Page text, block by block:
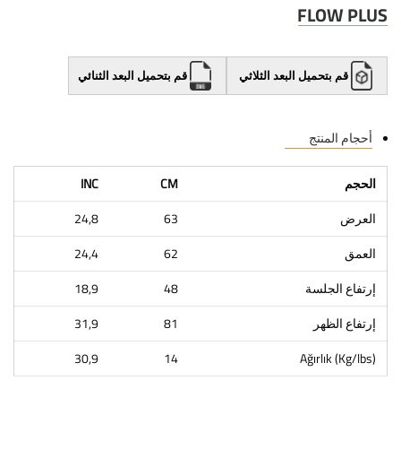
FLOW PLUS
قم بتحميل البعد الثلاثي قم بتحميل البعد الثنائي
أحجام المنتج
الحجم CM
INC
العرض
63
24,8
العمق
62
24,4
إرتفاع الجلسة
48
18,9
إرتفاع الظهر
81
31,9
Ağırlık (Kg/lbs)
14
30,9